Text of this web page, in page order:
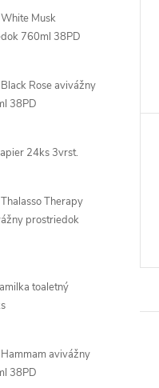
Musk
760ml 38PD
Rose avivážny
38PD
24ks 3vrst.
Therapy
prostriedok
toaletný
avivážny
38PD